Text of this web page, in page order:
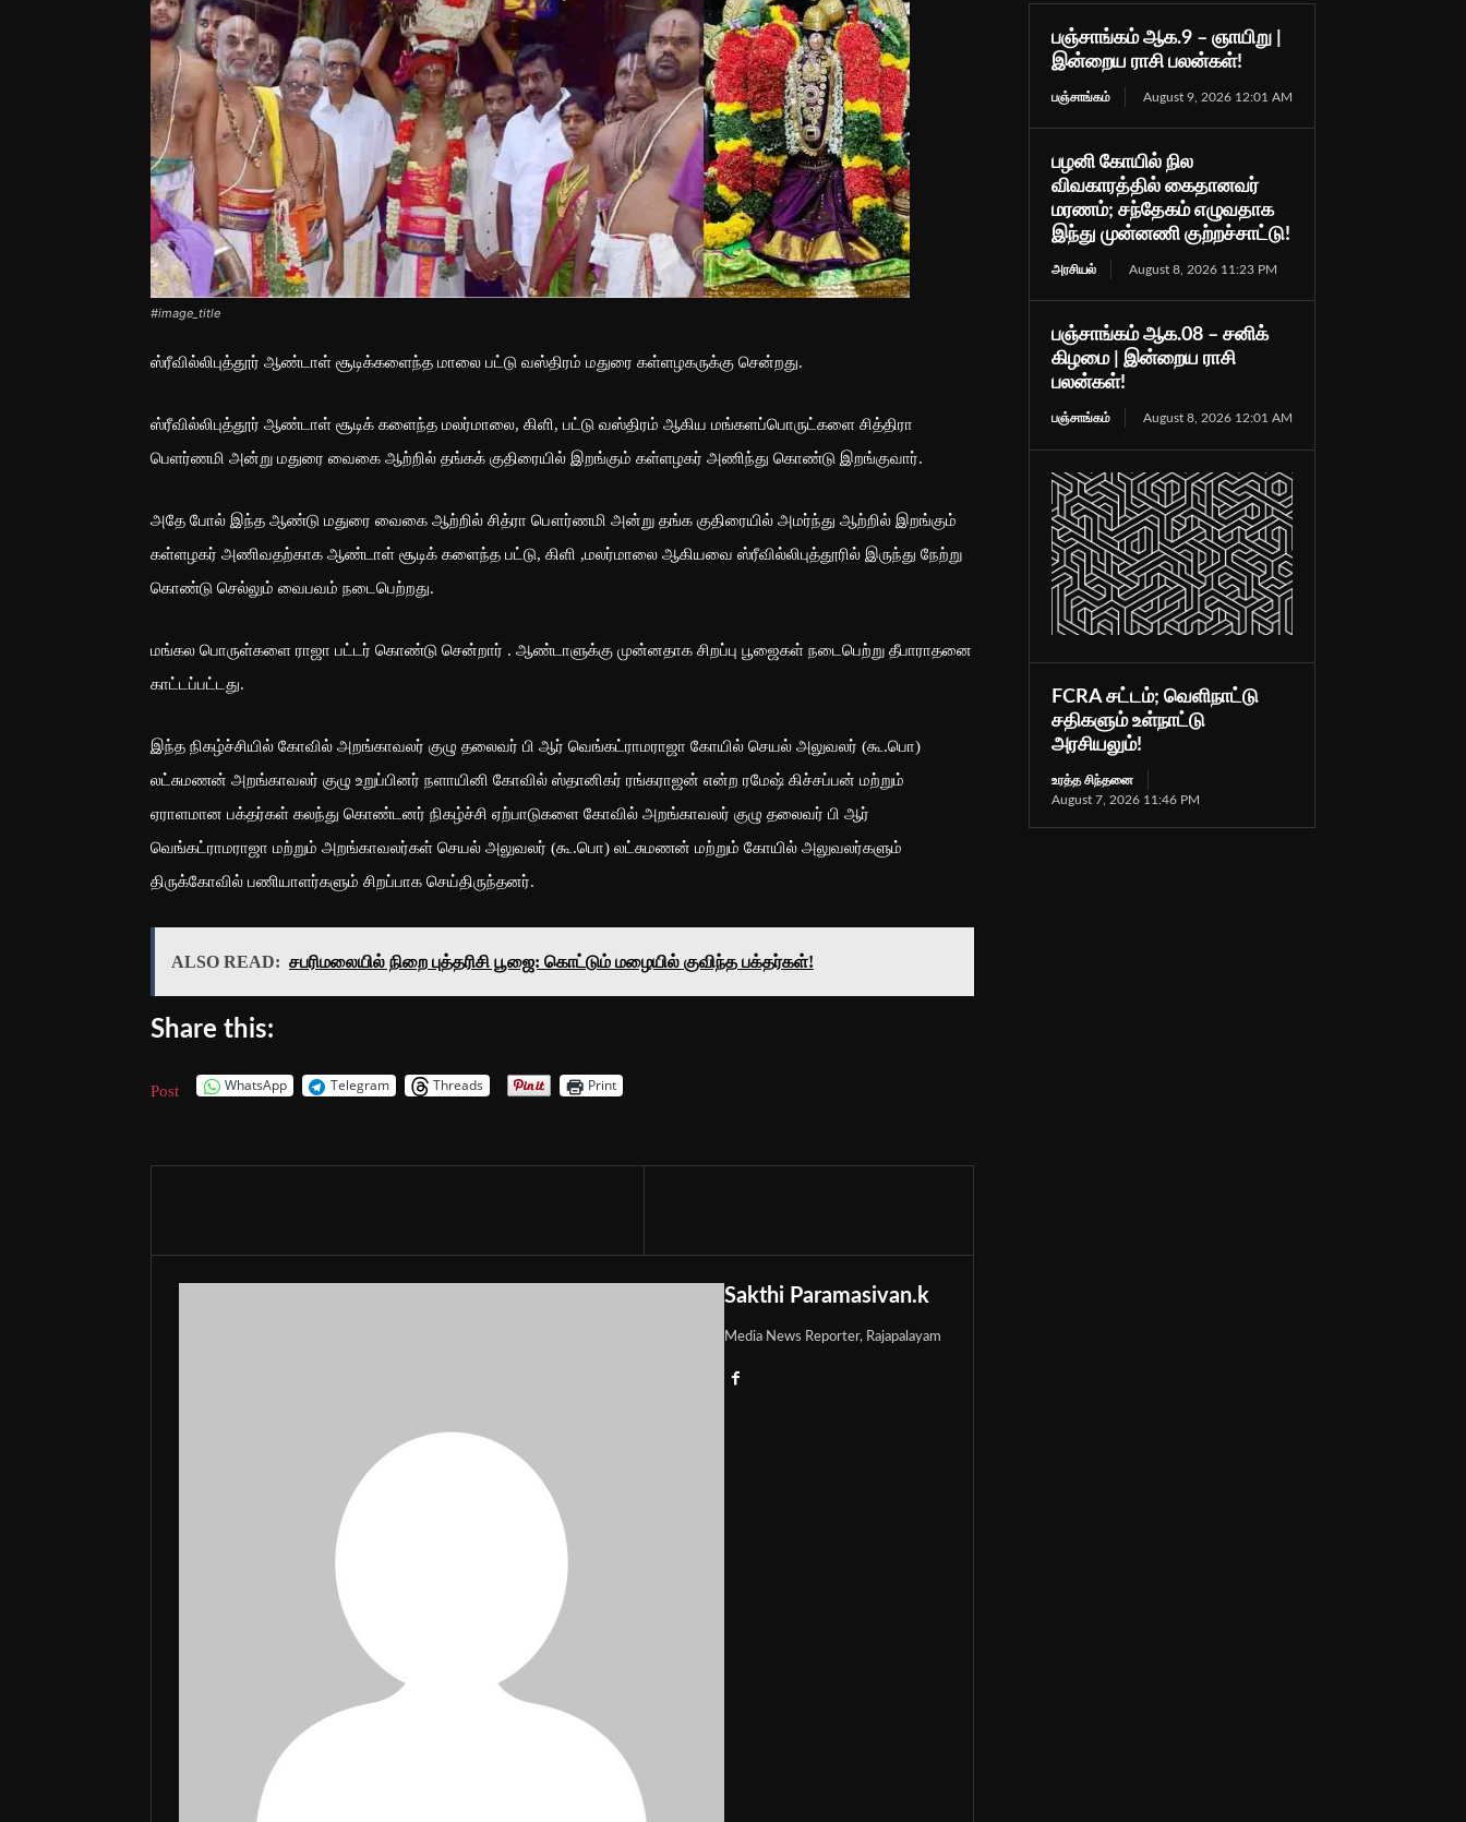
#image_title
ஸ்ரீவில்லிபுத்தூர் ஆண்டாள் சூடிக்களைந்த மாலை பட்டு வஸ்திரம் மதுரை கள்ளழகருக்கு சென்றது.
ஸ்ரீவில்லிபுத்தூர் ஆண்டாள் சூடிக் களைந்த மலர்மாலை, கிளி, பட்டு வஸ்திரம் ஆகிய மங்களப்பொருட்களை சித்திரா
பெளர்ணமி அன்று மதுரை வைகை ஆற்றில் தங்கக் குதிரையில் இறங்கும் கள்ளழகர் அணிந்து கொண்டு இறங்குவார்.
அதே போல் இந்த ஆண்டு மதுரை வைகை ஆற்றில் சித்ரா பௌர்ணமி அன்று தங்க குதிரையில் அமர்ந்து ஆற்றில் இறங்கும்
கள்ளழகர் அணிவதற்காக ஆண்டாள் சூடிக் களைந்த பட்டு, கிளி ,மலர்மாலை ஆகியவை ஸ்ரீவில்லிபுத்தூரில் இருந்து நேற்று
கொண்டு செல்லும் வைபவம் நடைபெற்றது.
மங்கல பொருள்களை ராஜா பட்டர் கொண்டு சென்றார் . ஆண்டாளுக்கு முன்னதாக சிறப்பு பூஜைகள் நடைபெற்று தீபாராதனை
காட்டப்பட்டது.
இந்த நிகழ்ச்சியில் கோவில் அறங்காவலர் குழு தலைவர் பி ஆர் வெங்கட்ராமராஜா கோயில் செயல் அலுவலர் (கூ.பொ)
லட்சுமணன் அறங்காவலர் குழு உறுப்பினர் நளாயினி கோவில் ஸ்தானிகர் ரங்கராஜன் என்ற ரமேஷ் கிச்சப்பன் மற்றும்
ஏராளமான பக்தர்கள் கலந்து கொண்டனர் நிகழ்ச்சி ஏற்பாடுகளை கோவில் அறங்காவலர் குழு தலைவர் பி ஆர்
வெங்கட்ராமராஜா மற்றும் அறங்காவலர்கள் செயல் அலுவலர் (கூ.பொ) லட்சுமணன் மற்றும் கோயில் அலுவலர்களும்
திருக்கோவில் பணியாளர்களும் சிறப்பாக செய்திருந்தனர்.
ALSO READ: சபரிமலையில் நிறை புத்தரிசி பூஜை: கொட்டும் மழையில் குவிந்த பக்தர்கள்!
Share this:
Post WhatsApp Telegram Threads Print
Sakthi Paramasivan.k
Media News Reporter, Rajapalayam
பஞ்சாங்கம் ஆக.9 – ஞாயிறு |
இன்றைய ராசி பலன்கள்!
பஞ்சாங்கம் August 9, 2026 12:01 AM
பழனி கோயில் நில
விவகாரத்தில் கைதானவர்
மரணம்; சந்தேகம் எழுவதாக
இந்து முன்னணி குற்றச்சாட்டு!
அரசியல் August 8, 2026 11:23 PM
பஞ்சாங்கம் ஆக.08 – சனிக்
கிழமை | இன்றைய ராசி
பலன்கள்!
பஞ்சாங்கம் August 8, 2026 12:01 AM
FCRA சட்டம்; வெளிநாட்டு
சதிகளும் உள்நாட்டு
அரசியலும்!
உரத்த சிந்தனை
August 7, 2026 11:46 PM